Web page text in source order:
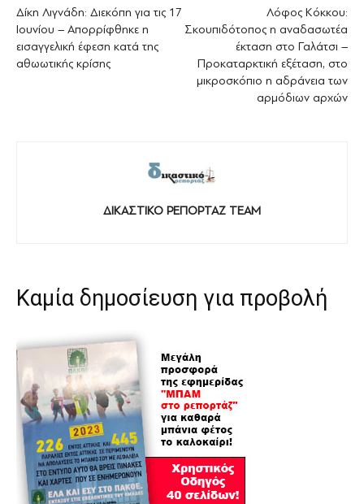
Δίκη Λιγνάδη: Διεκόπη για τις 17
Ιουνίου – Απορρίφθηκε η
εισαγγελική έφεση κατά της
αθωωτικής κρίσης
Λόφος Κόκκου:
Σκουπιδότοπος η αναδασωτέα
έκταση στο Γαλάτσι –
Προκαταρκτική εξέταση, στο
μικροσκόπιο η αδράνεια των
αρμόδιων αρχών
ΔΙΚΑΣΤΙΚΟ ΡΕΠΟΡΤΑΖ TEAM
Καμία δημοσίευση για προβολή